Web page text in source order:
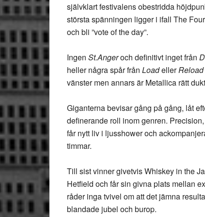
självklart festivalens obestridda
största spänningen ligger i ifall The
och bli ”vote of the day”.
Ingen St.Angeroch definitivt inget från
heller några spår från LoadellerReload
vänster men annars är Metallica rätt
Giganterna bevisar gång på gång, låt
definerande roll inom genren.
får nytt liv i ljusshower och
timmar.
Till sist vinner givetvis Whiskey in the
Hetfield och får sin givna plats mellan
råder inga tvivel om att det jämna
blandade jubel och burop.